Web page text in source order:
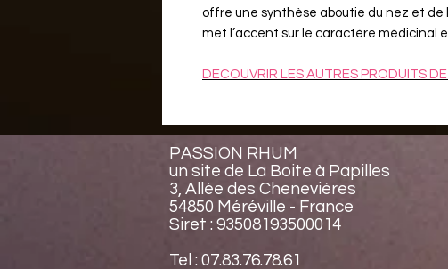
offre une synthèse aboutie du nez et de
met l’accent sur le caractère médicinal
DECOUVRIR LES AUTRES PRODUITS
PASSION RHUM
un site de La Boite à Papilles
3, Allée des Chenevières
54850 Méréville - France
Siret : 93508193500014
Tel : 07.83.76.78.61